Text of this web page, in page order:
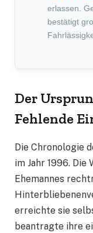
erlassen.
bestätigt
Der
Fehlende
Die Chronologie
im Jahr 1996.
Ehemannes
erreichte sie
beantragte ihre